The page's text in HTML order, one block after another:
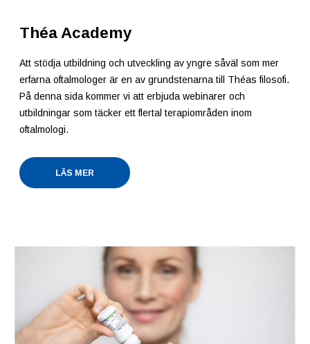
Théa Academy
Att stödja utbildning och utveckling av yngre såväl som mer
erfarna oftalmologer är en av grundstenarna till Théas filosofi.
På denna sida kommer vi att erbjuda webinarer och
utbildningar som täcker ett flertal terapiområden inom
oftalmologi.
LÄS MER